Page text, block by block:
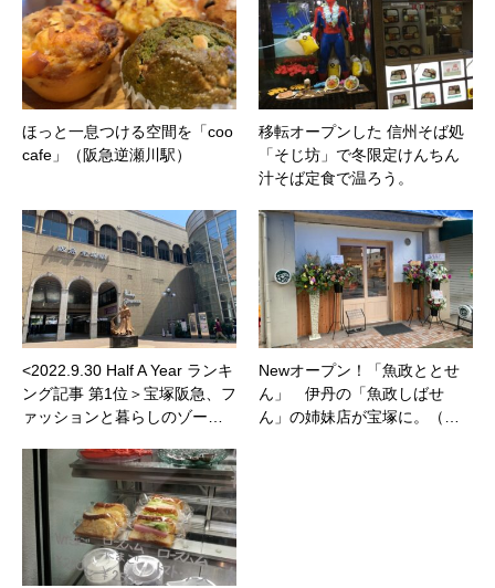
ほっと一息つける空間を「coo
cafe」（阪急逆瀬川駅）
移転オープンした 信州そば処
「そじ坊」で冬限定けんちん
汁そば定食で温ろう。
<2022.9.30 Half A Year ランキ
ング記事 第1位＞宝塚阪急、フ
ァッションと暮らしのゾー…
Newオープン！「魚政ととせ
ん」 伊丹の「魚政しばせ
ん」の姉妹店が宝塚に。（…